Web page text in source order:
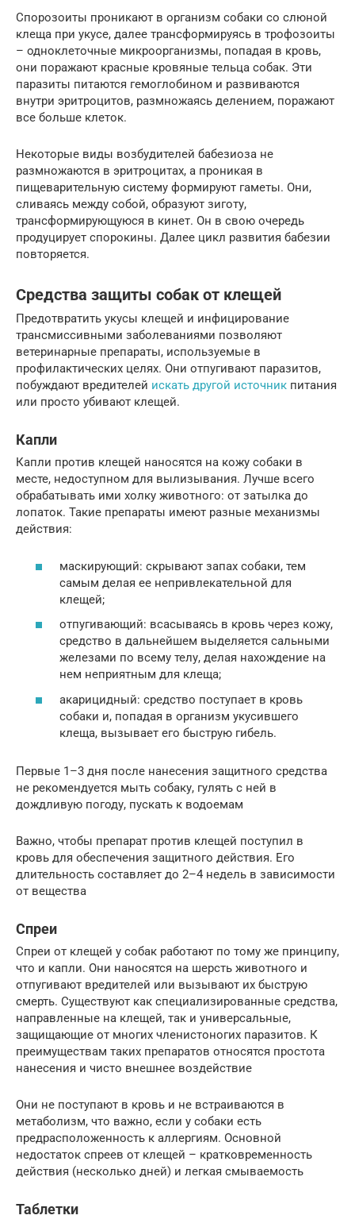
Спорозоиты проникают в организм собаки со слюной
клеща при укусе, далее трансформируясь в трофозоиты
– одноклеточные микроорганизмы, попадая в кровь,
они поражают красные кровяные тельца собак. Эти
паразиты питаются гемоглобином и развиваются
внутри эритроцитов, размножаясь делением, поражают
все больше клеток.
Некоторые виды возбудителей бабезиоза не
размножаются в эритроцитах, а проникая в
пищеварительную систему формируют гаметы. Они,
сливаясь между собой, образуют зиготу,
трансформирующуюся в кинет. Он в свою очередь
продуцирует спорокины. Далее цикл развития бабезии
повторяется.
Средства защиты собак от клещей
Предотвратить укусы клещей и инфицирование
трансмиссивными заболеваниями позволяют
ветеринарные препараты, используемые в
профилактических целях. Они отпугивают паразитов,
побуждают вредителей искать другой источник питания
или просто убивают клещей.
Капли
Капли против клещей наносятся на кожу собаки в
месте, недоступном для вылизывания. Лучше всего
обрабатывать ими холку животного: от затылка до
лопаток. Такие препараты имеют разные механизмы
действия:
маскирующий: скрывают запах собаки, тем
самым делая ее непривлекательной для
клещей;
отпугивающий: всасываясь в кровь через кожу,
средство в дальнейшем выделяется сальными
железами по всему телу, делая нахождение на
нем неприятным для клеща;
акарицидный: средство поступает в кровь
собаки и, попадая в организм укусившего
клеща, вызывает его быструю гибель.
Первые 1–3 дня после нанесения защитного средства
не рекомендуется мыть собаку, гулять с ней в
дождливую погоду, пускать к водоемам
Важно, чтобы препарат против клещей поступил в
кровь для обеспечения защитного действия. Его
длительность составляет до 2–4 недель в зависимости
от вещества
Спреи
Спреи от клещей у собак работают по тому же принципу,
что и капли. Они наносятся на шерсть животного и
отпугивают вредителей или вызывают их быструю
смерть. Существуют как специализированные средства,
направленные на клещей, так и универсальные,
защищающие от многих членистоногих паразитов. К
преимуществам таких препаратов относятся простота
нанесения и чисто внешнее воздействие
Они не поступают в кровь и не встраиваются в
метаболизм, что важно, если у собаки есть
предрасположенность к аллергиям. Основной
недостаток спреев от клещей – кратковременность
действия (несколько дней) и легкая смываемость
Таблетки